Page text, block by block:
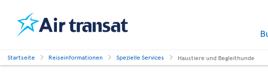
Startseite Reiseinformationen Spezielle Services Haustiere und Begleithunde